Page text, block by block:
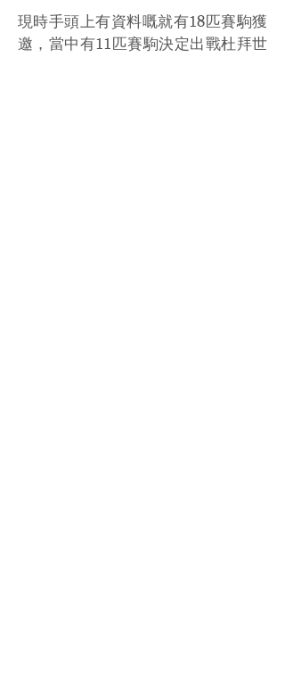
現時手頭上有資料嘅就有18匹賽駒獲
邀，當中有11匹賽駒決定出戰杜拜世